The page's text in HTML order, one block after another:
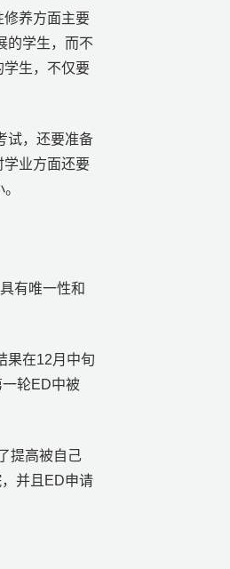
修养方面主要
的学生，而不
学生，不仅要
试，还要准备
学业方面还要
有唯一性和
果在12月中旬
轮ED中被
提高被自己
并且ED申请